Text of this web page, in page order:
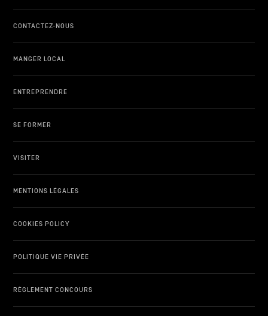
CONTACTEZ-NOUS
MANGER LOCAL
ENTREPRENDRE
SE FORMER
VISITER
MENTIONS LÉGALES
COOKIES POLICY
POLITIQUE VIE PRIVÉE
RÈGLEMENT CONCOURS